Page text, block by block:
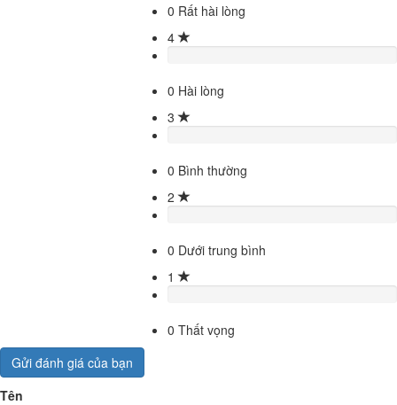
0 Rất hài lòng
4
0 Hài lòng
3
0 Bình thường
2
0 Dưới trung bình
1
0 Thất vọng
Gửi đánh giá của bạn
Tên